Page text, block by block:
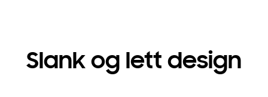
Slank og lett design